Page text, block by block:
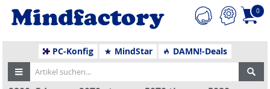
0
PC-Konfig MindStar DAMN!-Deals